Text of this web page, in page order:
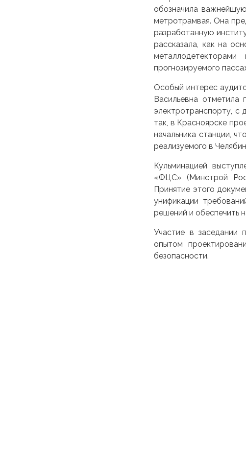
обозначила
метротрамвая. Она
разработанную
рассказала, как на
прогнозируемого
Особый интерес
Васильевна отметила
электротранспорту, с
так, в Красноярске
начальника станции,
реализуемого в
Кульминацией
«ФЦС» (Минстрой
Принятие этого
унификации
решений и обеспечить
Участие в
опытом
безопасности.